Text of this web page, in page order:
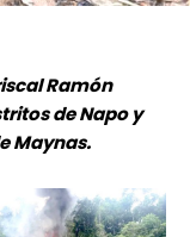
Ramón
de Napo y
Maynas.